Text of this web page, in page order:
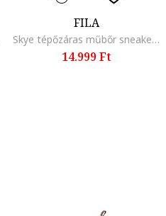
FILA
Skye tépőzáras műbőr sneaker, Fehér/Púderlila/Világoskék
14.999 Ft